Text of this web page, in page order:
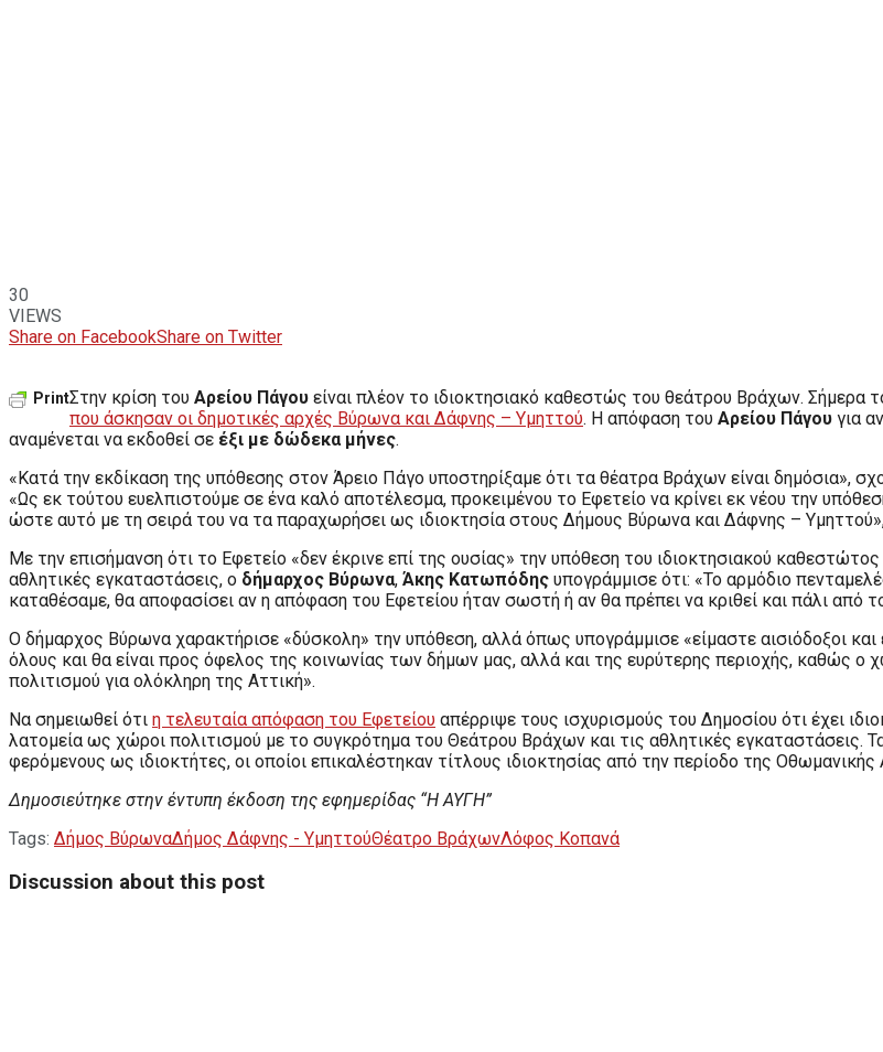
30
VIEWS
Share on FacebookShare on Twitter
PrintΣτην κρίση του Αρείου Πάγου είναι πλέον το ιδιοκτησιακό καθεστώς του θεάτρου Βράχων. Σήμερα
που άσκησαν οι δημοτικές αρχές Βύρωνα και Δάφνης – Υμηττού. Η απόφαση του Αρείου Πάγου για
αναμένεται να εκδοθεί σε έξι με δώδεκα μήνες.
«Κατά την εκδίκαση της υπόθεσης στον Άρειο Πάγο υποστηρίξαμε ότι τα θέατρα Βράχων είναι δημόσια»,
«Ως εκ τούτου ευελπιστούμε σε ένα καλό αποτέλεσμα, προκειμένου το Εφετείο να κρίνει εκ νέου την
ώστε αυτό με τη σειρά του να τα παραχωρήσει ως ιδιοκτησία στους Δήμους Βύρωνα και Δάφνης –
Με την επισήμανση ότι το Εφετείο «δεν έκρινε επί της ουσίας» την υπόθεση του ιδιοκτησιακού
αθλητικές εγκαταστάσεις, ο δήμαρχος Βύρωνα, Άκης Κατωπόδης υπογράμμισε ότι: «Το αρμόδιο
καταθέσαμε, θα αποφασίσει αν η απόφαση του Εφετείου ήταν σωστή ή αν θα πρέπει να κριθεί και πάλι από
Ο δήμαρχος Βύρωνα χαρακτήρισε «δύσκολη» την υπόθεση, αλλά όπως υπογράμμισε «είμαστε αισιόδοξοι
όλους και θα είναι προς όφελος της κοινωνίας των δήμων μας, αλλά και της ευρύτερης περιοχής, καθώς
πολιτισμού για ολόκληρη της Αττική».
Να σημειωθεί ότι η τελευταία απόφαση του Εφετείου απέρριψε τους ισχυρισμούς του Δημοσίου ότι έχει
λατομεία ως χώροι πολιτισμού με το συγκρότημα του Θεάτρου Βράχων και τις αθλητικές εγκαταστάσεις.
φερόμενους ως ιδιοκτήτες, οι οποίοι επικαλέστηκαν τίτλους ιδιοκτησίας από την περίοδο της Οθωμανικής
Δημοσιεύτηκε στην έντυπη έκδοση της εφημερίδας “Η ΑΥΓΗ”
Tags: Δήμος ΒύρωναΔήμος Δάφνης - ΥμηττούΘέατρο ΒράχωνΛόφος Κοπανά
Discussion about this post